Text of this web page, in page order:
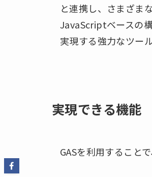
と連携し、さまざま
JavaScriptベースの
実現する強力なツール
実現できる機能
GASを利用すること